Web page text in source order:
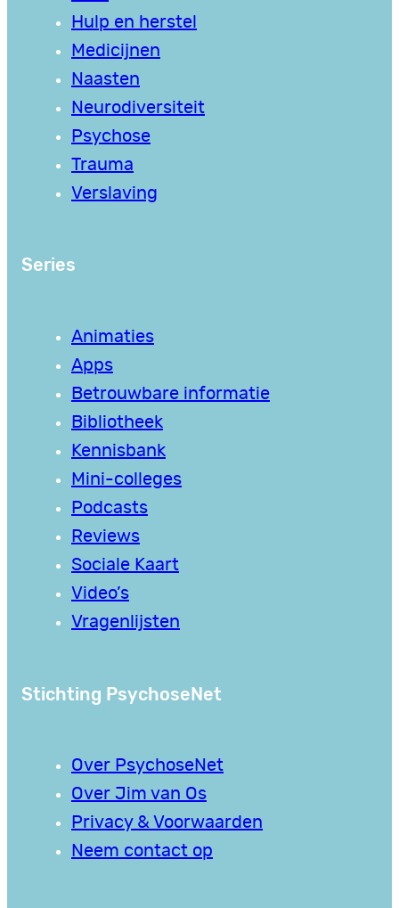
Hulp en herstel
Medicijnen
Naasten
Neurodiversiteit
Psychose
Trauma
Verslaving
Series
Animaties
Apps
Betrouwbare informatie
Bibliotheek
Kennisbank
Mini-colleges
Podcasts
Reviews
Sociale Kaart
Video’s
Vragenlijsten
Stichting PsychoseNet
Over PsychoseNet
Over Jim van Os
Privacy & Voorwaarden
Neem contact op